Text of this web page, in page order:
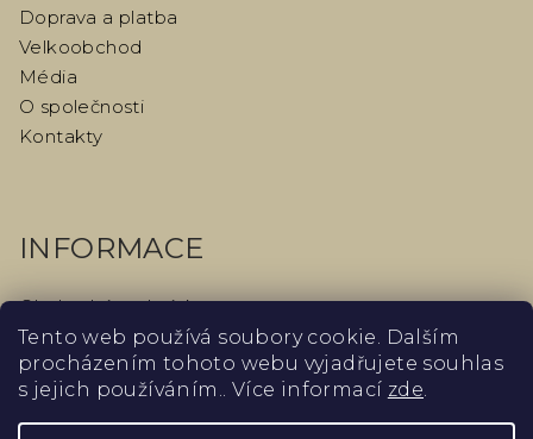
Tento web používá soubory cookie. Dalším
procházením tohoto webu vyjadřujete souhlas
s jejich používáním.. Více informací zde.
Doprava a platba
Velkoobchod
Média
O společnosti
Kontakty
INFORMACE
Obchodní podmínky
Podmínky ochrany osobních údajů
Odstoupení od kupní smlouvy
Podmínky vrácení peněz
Slovník